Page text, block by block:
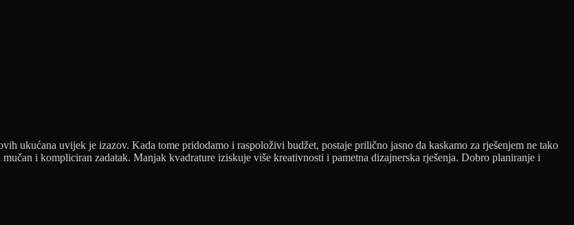
ukućana uvijek je izazov. Kada tome pridodamo i raspoloživi budžet, postaje prilično jasno da kaskamo za rješenjem ne tako
i kompliciran zadatak. Manjak kvadrature iziskuje više kreativnosti i pametna dizajnerska rješenja. Dobro planiranje i